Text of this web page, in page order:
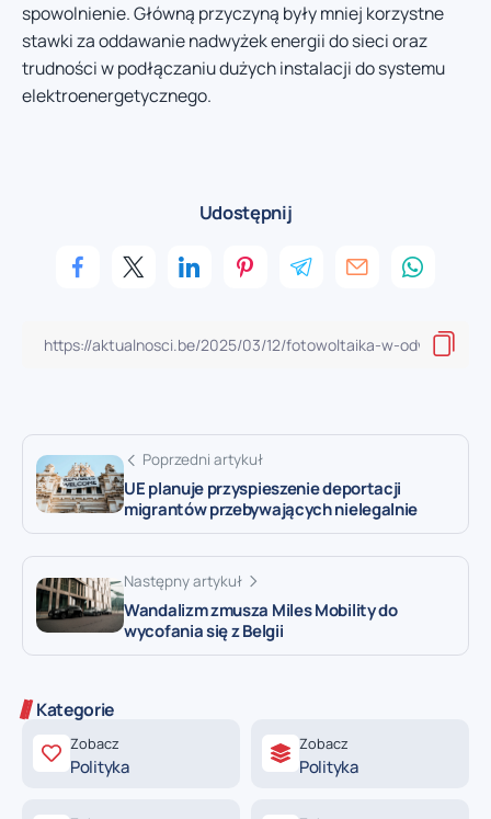
spowolnienie. Główną przyczyną były mniej korzystne
stawki za oddawanie nadwyżek energii do sieci oraz
trudności w podłączaniu dużych instalacji do systemu
elektroenergetycznego.
Udostępnij
Poprzedni artykuł
UE planuje przyspieszenie deportacji
migrantów przebywających nielegalnie
Następny artykuł
Wandalizm zmusza Miles Mobility do
wycofania się z Belgii
Kategorie
Zobacz
Polityka
Zobacz
Polityka